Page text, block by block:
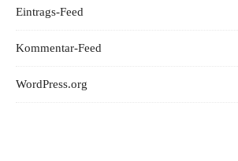
Eintrags-Feed
Kommentar-Feed
WordPress.org